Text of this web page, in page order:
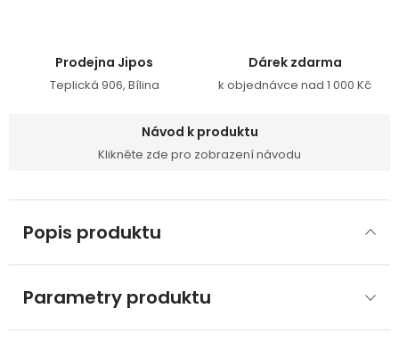
Prodejna Jipos
Teplická 906, Bílina
Dárek zdarma
k objednávce nad 1 000 Kč
Návod k produktu
Klikněte zde pro zobrazení návodu
Popis produktu
Parametry produktu